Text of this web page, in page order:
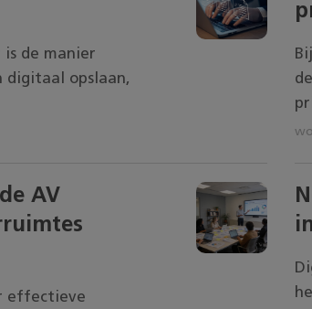
is de manier
digitaal opslaan,
AV
effectieve